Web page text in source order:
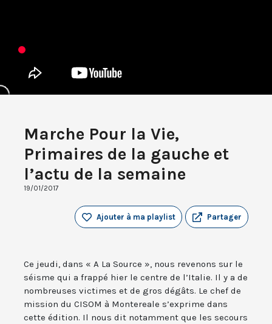
Marche Pour la Vie,
Primaires de la gauche et
l’actu de la semaine
19/01/2017
Partager
Ajouter à ma playlist
Ce jeudi, dans « A La Source », nous revenons sur le
séisme qui a frappé hier le centre de l’Italie. Il y a de
nombreuses victimes et de gros dégâts. Le chef de
mission du CISOM à Montereale s’exprime dans
cette édition. Il nous dit notamment que les secours